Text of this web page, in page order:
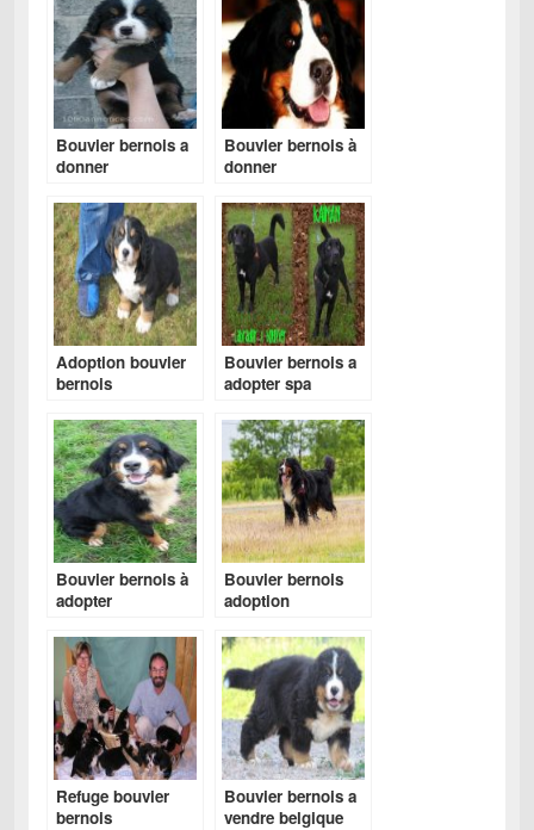
Bouvier bernois a
donner
Bouvier bernois à
donner
Adoption bouvier
bernois
Bouvier bernois a
adopter spa
Bouvier bernois à
adopter
Bouvier bernois
adoption
Refuge bouvier
bernois
Bouvier bernois a
vendre belgique